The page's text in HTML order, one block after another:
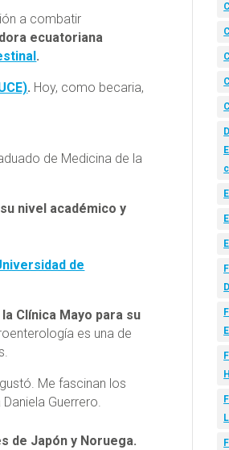
a combatir
ecuatoriana
.
. Hoy, como becaria,
de Medicina de la
nivel académico y
de
Clínica Mayo para su
es una de
Me fascinan los
Guerrero.
de Japón y Noruega.